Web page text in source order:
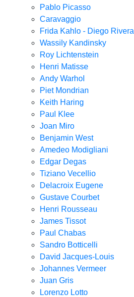
Pablo Picasso
Caravaggio
Frida Kahlo - Diego Rivera
Wassily Kandinsky
Roy Lichtenstein
Henri Matisse
Andy Warhol
Piet Mondrian
Keith Haring
Paul Klee
Joan Miro
Benjamin West
Amedeo Modigliani
Edgar Degas
Tiziano Vecellio
Delacroix Eugene
Gustave Courbet
Henri Rousseau
James Tissot
Paul Chabas
Sandro Botticelli
David Jacques-Louis
Johannes Vermeer
Juan Gris
Lorenzo Lotto